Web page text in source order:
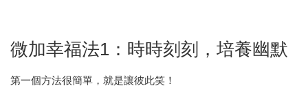
微加幸福法1：時時刻刻，培養幽默
第一個方法很簡單，就是讓彼此笑！